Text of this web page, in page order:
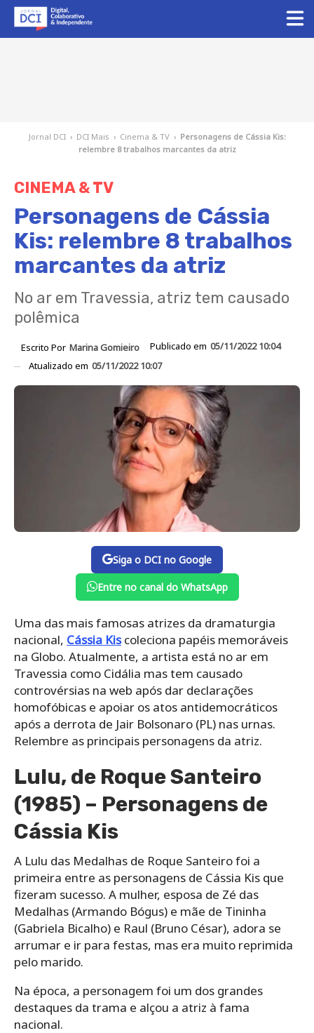
Jornal DCI › DCI Mais › Cinema & TV › Personagens de Cássia Kis:
relembre 8 trabalhos marcantes da atriz
CINEMA & TV
Personagens de Cássia
Kis: relembre 8 trabalhos
marcantes da atriz
No ar em Travessia, atriz tem causado
polêmica
Escrito Por Marina Gomieiro Publicado em 05/11/2022 10:04
Atualizado em 05/11/2022 10:07
Siga o DCI no Google
Entre no canal do WhatsApp
Uma das mais famosas atrizes da dramaturgia
nacional, Cássia Kiscoleciona papéis memoráveis
na Globo. Atualmente, a artista está no ar em
Travessia como Cidália mas tem causado
controvérsias na web após dar declarações
homofóbicas e apoiar os atos antidemocráticos
após a derrota de Jair Bolsonaro (PL) nas urnas.
Relembre as principais personagens da atriz.
Lulu, de Roque Santeiro
(1985) – Personagens de
Cássia Kis
A Lulu das Medalhas de Roque Santeiro foi a
primeira entre as personagens de Cássia Kis que
fizeram sucesso. A mulher, esposa de Zé das
Medalhas (Armando Bógus) e mãe de Tininha
(Gabriela Bicalho) e Raul (Bruno César), adora se
arrumar e ir para festas, mas era muito reprimida
pelo marido.
Na época, a personagem foi um dos grandes
destaques da trama e alçou a atriz à fama
nacional.